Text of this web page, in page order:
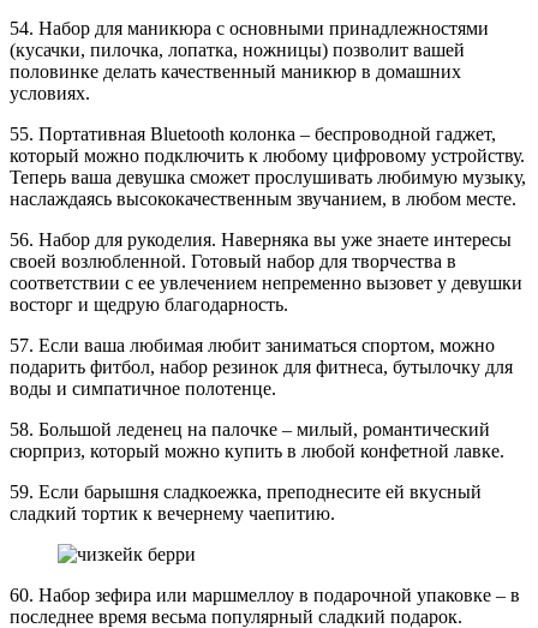
54. Набор для маникюра с основными принадлежностями
(кусачки, пилочка, лопатка, ножницы) позволит вашей
половинке делать качественный маникюр в домашних
условиях.
55. Портативная Bluetooth колонка – беспроводной гаджет,
который можно подключить к любому цифровому устройству.
Теперь ваша девушка сможет прослушивать любимую музыку,
наслаждаясь высококачественным звучанием, в любом месте.
56. Набор для рукоделия. Наверняка вы уже знаете интересы
своей возлюбленной. Готовый набор для творчества в
соответствии с ее увлечением непременно вызовет у девушки
восторг и щедрую благодарность.
57. Если ваша любимая любит заниматься спортом, можно
подарить фитбол, набор резинок для фитнеса, бутылочку для
воды и симпатичное полотенце.
58. Большой леденец на палочке – милый, романтический
сюрприз, который можно купить в любой конфетной лавке.
59. Если барышня сладкоежка, преподнесите ей вкусный
сладкий тортик к вечернему чаепитию.
60. Набор зефира или маршмеллоу в подарочной упаковке – в
последнее время весьма популярный сладкий подарок.